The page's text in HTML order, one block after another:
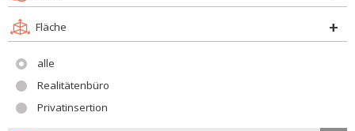
Fläche
alle
Realitätenbüro
Privatinsertion